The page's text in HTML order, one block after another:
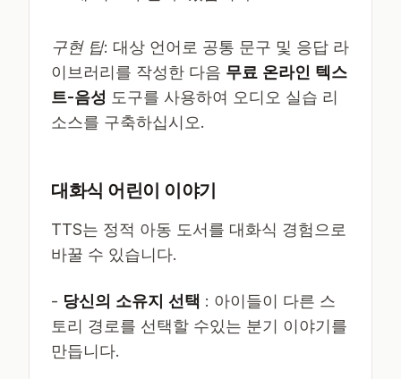
구현 팁: 대상 언어로 공통 문구 및 응답 라
이브러리를 작성한 다음 무료 온라인 텍스
트-음성 도구를 사용하여 오디오 실습 리
소스를 구축하십시오.
대화식 어린이 이야기
TTS는 정적 아동 도서를 대화식 경험으로
바꿀 수 있습니다.
- 당신의 소유지 선택 : 아이들이 다른 스
토리 경로를 선택할 수있는 분기 이야기를
만듭니다.